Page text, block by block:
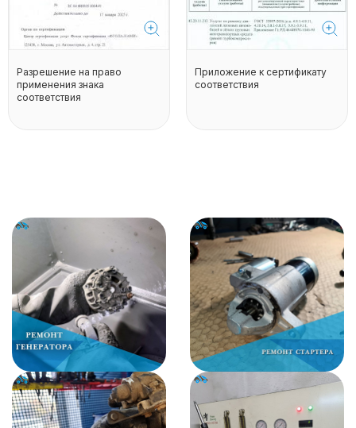
Разрешение на право
применения знака
соответствия
Приложение к сертификату
соответствия